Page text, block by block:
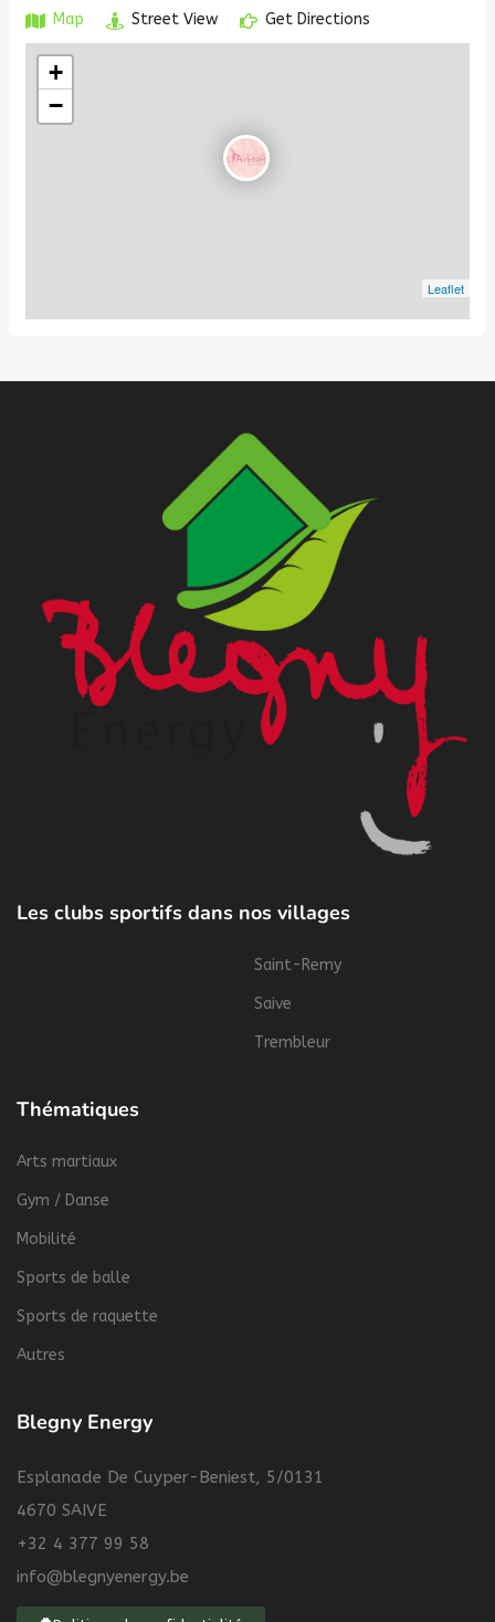
Map Street View Get Directions
+
−
Leaflet
Les clubs sportifs dans nos villages
Saint-Remy
Saive
Trembleur
Thématiques
Arts martiaux
Gym / Danse
Mobilité
Sports de balle
Sports de raquette
Autres
Blegny Energy
Esplanade De Cuyper-Beniest, 5/0131
4670 SAIVE
+32 4 377 99 58
info@blegnyenergy.be